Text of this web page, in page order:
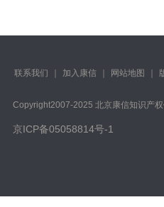
联系我们 加入康信 网站地图
Copyright️2007-2025 北京康信知识产
京ICP备05058814号-1